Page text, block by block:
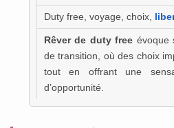
Duty free, voyage, choix,
Rêver de duty free évoque
de transition, où des choix
tout en offrant une
d’opportunité.